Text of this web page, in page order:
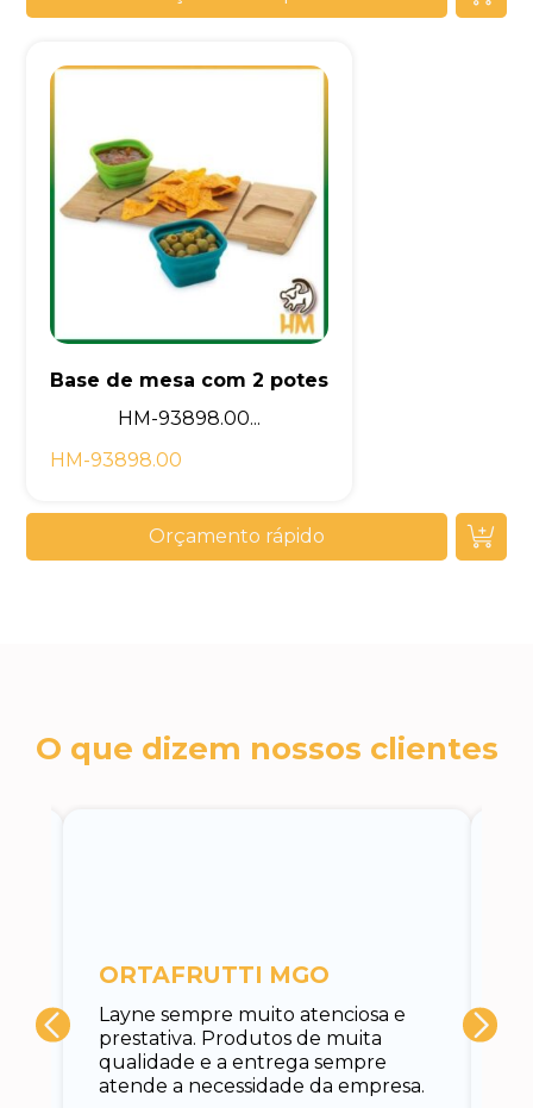
Base de mesa com 2 potes
HM-93898.00...
HM-93898.00
Orçamento rápido
O que dizem nossos clientes
Layne sempre muito atenciosa e
prestativa. Produtos de muita
qualidade e a entrega sempre
atende a necessidade da empresa.
ORTAFRUTTI MGO